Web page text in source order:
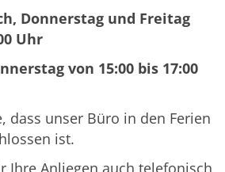
Donnerstag und Freitag
Uhr
von 15:00 bis 17:00
dass unser Büro in den Ferien
ist.